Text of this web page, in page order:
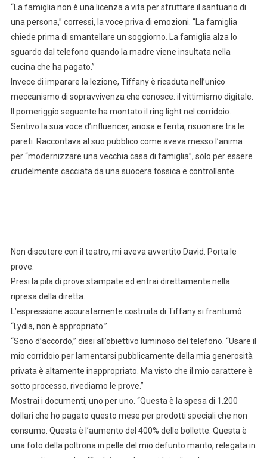
“La famiglia non è una licenza a vita per sfruttare il santuario di
una persona,” corressi, la voce priva di emozioni. “La famiglia
chiede prima di smantellare un soggiorno. La famiglia alza lo
sguardo dal telefono quando la madre viene insultata nella
cucina che ha pagato.”
Invece di imparare la lezione, Tiffany è ricaduta nell’unico
meccanismo di sopravvivenza che conosce: il vittimismo digitale.
Il pomeriggio seguente ha montato il ring light nel corridoio.
Sentivo la sua voce d’influencer, ariosa e ferita, risuonare tra le
pareti. Raccontava al suo pubblico come aveva messo l’anima
per “modernizzare una vecchia casa di famiglia”, solo per essere
crudelmente cacciata da una suocera tossica e controllante.
Non discutere con il teatro, mi aveva avvertito David. Porta le
prove.
Presi la pila di prove stampate ed entrai direttamente nella
ripresa della diretta.
L’espressione accuratamente costruita di Tiffany si frantumò.
“Lydia, non è appropriato.”
“Sono d’accordo,” dissi all’obiettivo luminoso del telefono. “Usare il
mio corridoio per lamentarsi pubblicamente della mia generosità
privata è altamente inappropriato. Ma visto che il mio carattere è
sotto processo, rivediamo le prove.”
Mostrai i documenti, uno per uno. “Questa è la spesa di 1.200
dollari che ho pagato questo mese per prodotti speciali che non
consumo. Questa è l’aumento del 400% delle bollette. Questa è
una foto della poltrona in pelle del mio defunto marito, relegata in